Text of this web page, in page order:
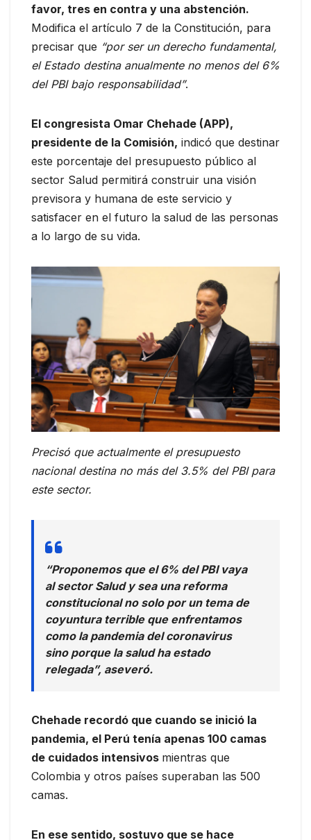
favor, tres en contra y una abstención.
Modifica el artículo 7 de la Constitución, para
precisar que “por ser un derecho fundamental,
el Estado destina anualmente no menos del 6%
del PBI bajo responsabilidad”.
El congresista Omar Chehade (APP),
presidente de la Comisión, indicó que destinar
este porcentaje del presupuesto público al
sector Salud permitirá construir una visión
previsora y humana de este servicio y
satisfacer en el futuro la salud de las personas
a lo largo de su vida.
Precisó que actualmente el presupuesto
nacional destina no más del 3.5% del PBI para
este sector.
“Proponemos que el 6% del PBI vaya
al sector Salud y sea una reforma
constitucional no solo por un tema de
coyuntura terrible que enfrentamos
como la pandemia del coronavirus
sino porque la salud ha estado
relegada”, aseveró.
Chehade recordó que cuando se inició la
pandemia, el Perú tenía apenas 100 camas
de cuidados intensivos mientras que
Colombia y otros países superaban las 500
camas.
En ese sentido, sostuvo que se hace